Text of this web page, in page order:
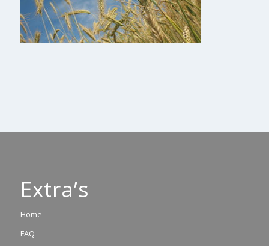
Extra’s
Home
FAQ